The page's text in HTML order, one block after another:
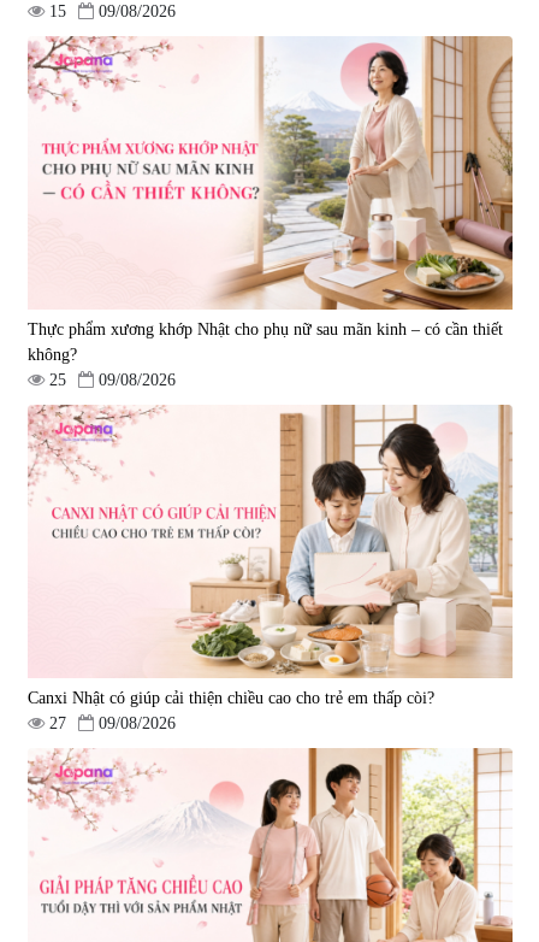
Viên uống hỗ trợ giấc ngủ Fujina
Sleepy Nhật Bản 80 viên
Viên uống phòng ngừa & hỗ trợ
điều trị đột quỵ Biken Kinase
Gold 60 viên
|0
1.570.000 đ
15
09/08/2026
Thực phẩm xương khớp Nhật cho phụ nữ sau mãn kinh – có cần thiết
không?
25
09/08/2026
Canxi Nhật có giúp cải thiện chiều cao cho trẻ em thấp còi?
27
09/08/2026